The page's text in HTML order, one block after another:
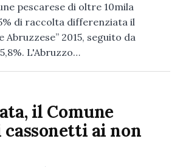
pescarese di oltre 10mila
di raccolta differenziata il
Abruzzese” 2015, seguito da
L'Abruzzo…
il Comune
cassonetti ai non